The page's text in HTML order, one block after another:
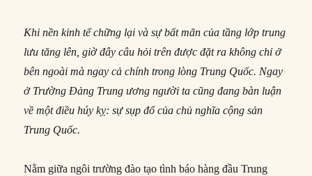
Khi nền kinh tế chững lại và sự bất mãn của tầng lớp trung
lưu tăng lên, giờ đây câu hỏi trên được đặt ra không chỉ ở
bên ngoài mà ngay cả chính trong lòng Trung Quốc. Ngay
ở Trường Đảng Trung ương người ta cũng đang bàn luận
về một điều húy kỵ: sự sụp đổ của chủ nghĩa cộng sản
Trung Quốc.
Nằm giữa ngôi trường đào tạo tình báo hàng đầu Trung